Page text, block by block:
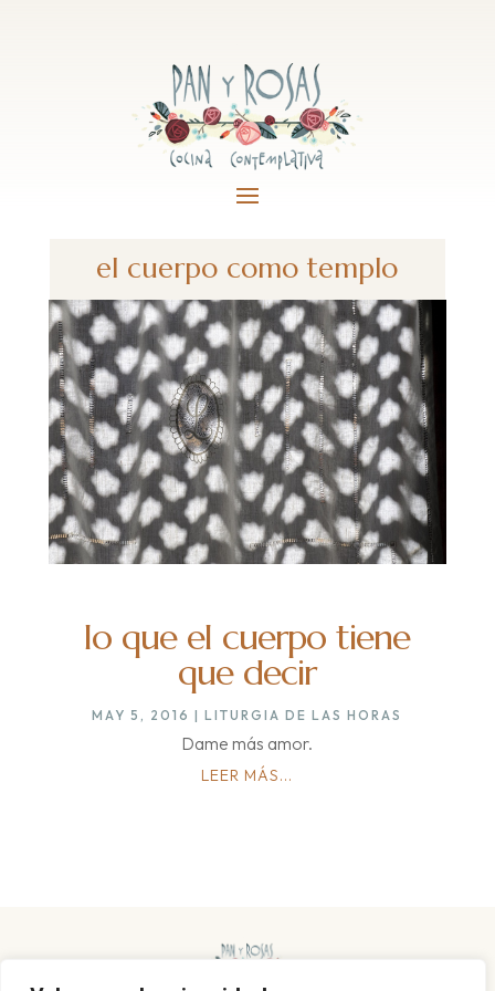
el cuerpo como templo
lo que el cuerpo tiene
que decir
MAY 5, 2016 |LITURGIA DE LAS HORAS
Dame más amor.
LEER MÁS...